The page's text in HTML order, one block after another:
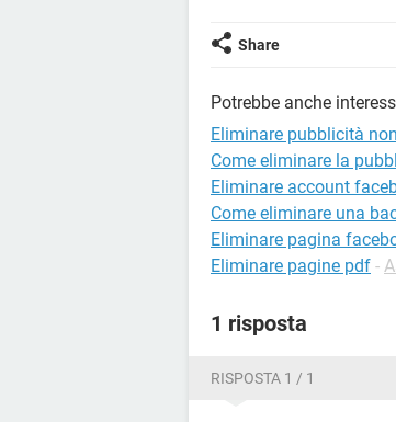
Share
Potrebbe anche
Eliminare pubblicità
Come eliminare la
Eliminare account
Come eliminare una
Eliminare pagina
Eliminare pagine pdf -
1 risposta
RISPOSTA 1 / 1